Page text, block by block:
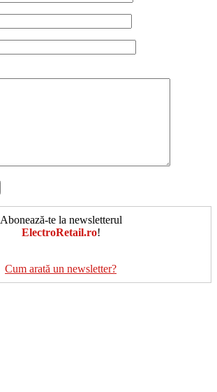
Abonează-te la newsletterul
ElectroRetail.ro!
Cum arată un newsletter?